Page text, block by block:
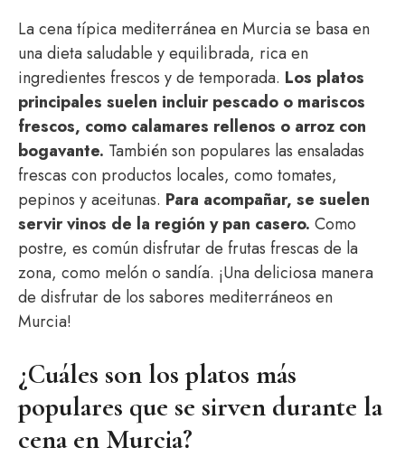
La cena típica mediterránea en Murcia se basa en
una dieta saludable y equilibrada, rica en
ingredientes frescos y de temporada. Los platos
principales suelen incluir pescado o mariscos
frescos, como calamares rellenos o arroz con
bogavante. También son populares las ensaladas
frescas con productos locales, como tomates,
pepinos y aceitunas. Para acompañar, se suelen
servir vinos de la región y pan casero. Como
postre, es común disfrutar de frutas frescas de la
zona, como melón o sandía. ¡Una deliciosa manera
de disfrutar de los sabores mediterráneos en
Murcia!
¿Cuáles son los platos más
populares que se sirven durante la
cena en Murcia?